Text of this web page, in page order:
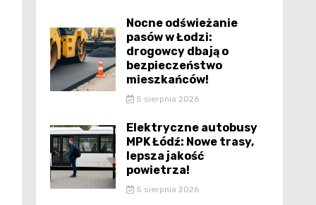
Nocne odświeżanie
pasów w Łodzi:
drogowcy dbają o
bezpieczeństwo
mieszkańców!
5 sierpnia 2026
Elektryczne autobusy
MPK Łódź: Nowe trasy,
lepsza jakość
powietrza!
5 sierpnia 2026